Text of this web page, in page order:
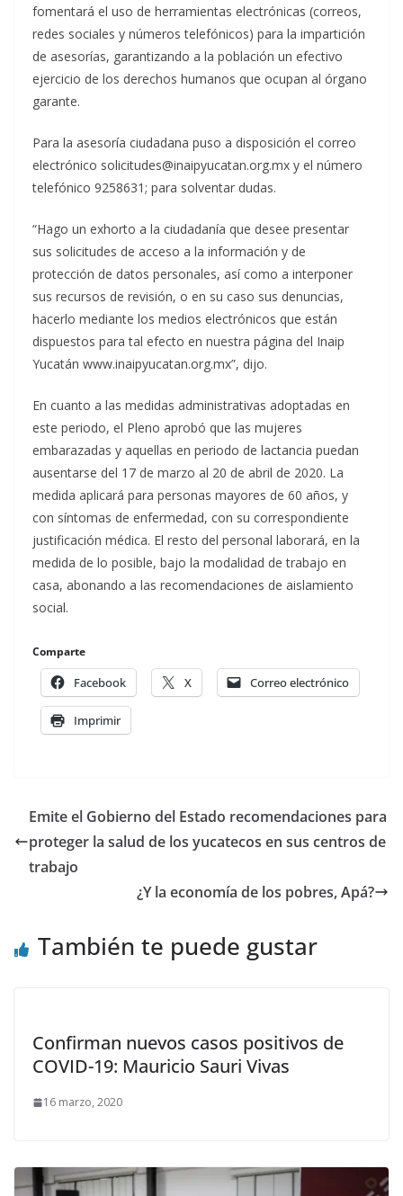
fomentará el uso de herramientas electrónicas (correos,
redes sociales y números telefónicos) para la impartición
de asesorías, garantizando a la población un efectivo
ejercicio de los derechos humanos que ocupan al órgano
garante.
Para la asesoría ciudadana puso a disposición el correo
electrónico solicitudes@inaipyucatan.org.mx y el número
telefónico 9258631; para solventar dudas.
“Hago un exhorto a la ciudadanía que desee presentar
sus solicitudes de acceso a la información y de
protección de datos personales, así como a interponer
sus recursos de revisión, o en su caso sus denuncias,
hacerlo mediante los medios electrónicos que están
dispuestos para tal efecto en nuestra página del Inaip
Yucatán www.inaipyucatan.org.mx”, dijo.
En cuanto a las medidas administrativas adoptadas en
este periodo, el Pleno aprobó que las mujeres
embarazadas y aquellas en periodo de lactancia puedan
ausentarse del 17 de marzo al 20 de abril de 2020. La
medida aplicará para personas mayores de 60 años, y
con síntomas de enfermedad, con su correspondiente
justificación médica. El resto del personal laborará, en la
medida de lo posible, bajo la modalidad de trabajo en
casa, abonando a las recomendaciones de aislamiento
social.
Comparte
Facebook X Correo electrónico
Imprimir
Emite el Gobierno del Estado recomendaciones para
proteger la salud de los yucatecos en sus centros de
trabajo
¿Y la economía de los pobres, Apá?
También te puede gustar
Confirman nuevos casos positivos de
COVID-19: Mauricio Sauri Vivas
16 marzo, 2020